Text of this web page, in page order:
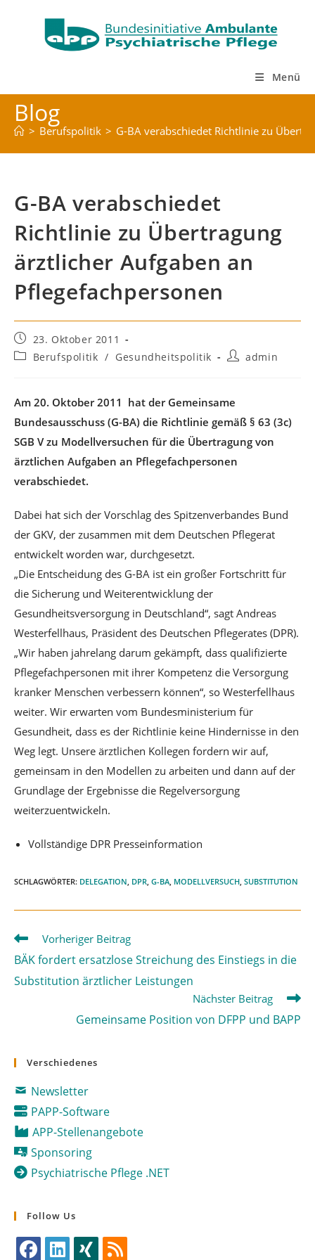
Menü
Blog
> Berufspolitik > G-BA verabschiedet Richtlinie zu
G-BA verabschiedet
Richtlinie zu Übertragung
ärztlicher Aufgaben an
Pflegefachpersonen
Beitrag
veröffentlicht:
23. Oktober 2011
Beitrags-
Berufspolitik / Gesundheitspolitik
Beitrags-
admin
Am 20. Oktober 2011 hat der Gemeinsame
Bundesausschuss (G-BA) die Richtlinie gemäß § 63 (3c)
SGB V zu Modellversuchen für die Übertragung von
ärztlichen Aufgaben an Pflegefachpersonen
verabschiedet.
Dabei hat sich der Vorschlag des Spitzenverbandes Bund
der GKV, der zusammen mit dem Deutschen Pflegerat
entwickelt worden war, durchgesetzt.
„Die Entscheidung des G-BA ist ein großer Fortschritt für
die Sicherung und Weiterentwicklung der
Gesundheitsversorgung in Deutschland“, sagt Andreas
Westerfellhaus, Präsident des Deutschen Pflegerates (DPR).
„Wir haben jahrelang darum gekämpft, dass qualifizierte
Pflegefachpersonen mit ihrer Kompetenz die Versorgung
kranker Menschen verbessern können“, so Westerfellhaus
weiter. Wir erwarten vom Bundesministerium für
Gesundheit, dass es der Richtlinie keine Hindernisse in den
Weg legt. Unsere ärztlichen Kollegen fordern wir auf,
gemeinsam in den Modellen zu arbeiten und dann auf der
Grundlage der Ergebnisse die Regelversorgung
weiterzuentwickeln.
Vollständige DPR Presseinformation
SCHLAGWÖRTER: DELEGATION, DPR, G-BA, MODELLVERSUCH, SUBSTITUTION
Weitere
Artikel
ansehen
Vorheriger Beitrag
BÄK fordert ersatzlose Streichung des Einstiegs in die
Substitution ärztlicher Leistungen
Nächster Beitrag
Gemeinsame Position von DFPP und BAPP
Verschiedenes
Newsletter
PAPP-Software
APP-Stellenangebote
Sponsoring
Psychiatrische Pflege .NET
Follow Us